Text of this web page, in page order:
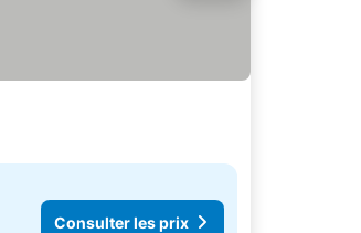
Consulter les prix